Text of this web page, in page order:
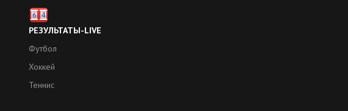
РЕЗУЛЬТАТЫ-LIVE
Футбол
Хоккей
Теннис